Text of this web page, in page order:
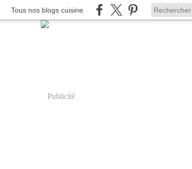
Tous nos blogs cuisine
Publicité